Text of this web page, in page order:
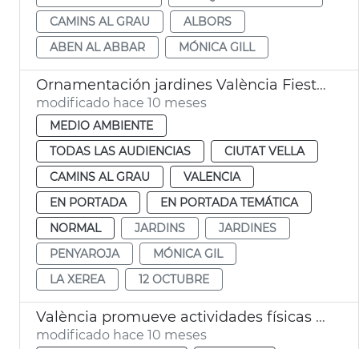
CAMINS AL GRAU
ALBORS
ABEN AL ABBAR
MÓNICA GILL
Ornamentación jardines València Fiesta Nacional de España
modificado hace 10 meses
MEDIO AMBIENTE
TODAS LAS AUDIENCIAS
CIUTAT VELLA
CAMINS AL GRAU
VALENCIA
EN PORTADA
EN PORTADA TEMÁTICA
NORMAL
JARDINS
JARDINES
PENYAROJA
MÓNICA GIL
LA XEREA
12 OCTUBRE
València promueve actividades físicas al aire libre para adultos
modificado hace 10 meses